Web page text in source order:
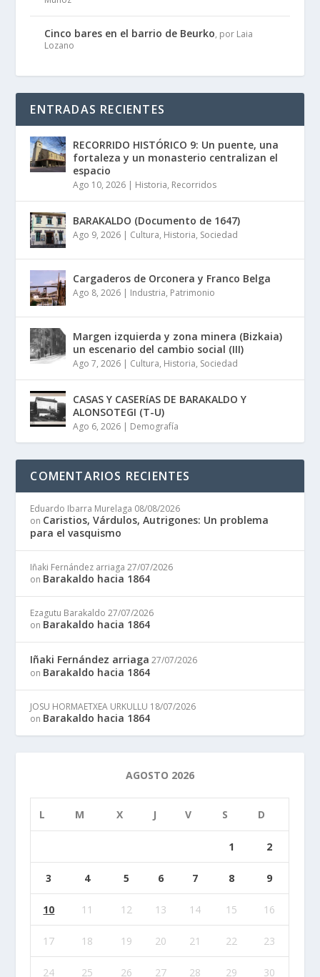
Cinco bares en el barrio de Beurko, por Laia
Lozano
ENTRADAS RECIENTES
RECORRIDO HISTÓRICO 9: Un puente, una
fortaleza y un monasterio centralizan el
espacio
Ago 10, 2026 | Historia, Recorridos
BARAKALDO (Documento de 1647)
Ago 9, 2026 | Cultura, Historia, Sociedad
Cargaderos de Orconera y Franco Belga
Ago 8, 2026 | Industria, Patrimonio
Margen izquierda y zona minera (Bizkaia)
un escenario del cambio social (III)
Ago 7, 2026 | Cultura, Historia, Sociedad
CASAS Y CASERíAS DE BARAKALDO Y
ALONSOTEGI (T-U)
Ago 6, 2026 | Demografía
COMENTARIOS RECIENTES
Eduardo Ibarra Murelaga 08/08/2026
on Caristios, Várdulos, Autrigones: Un problema
para el vasquismo
Iñaki Fernández arriaga 27/07/2026
on Barakaldo hacia 1864
Ezagutu Barakaldo 27/07/2026
on Barakaldo hacia 1864
Iñaki Fernández arriaga 27/07/2026
on Barakaldo hacia 1864
JOSU HORMAETXEA URKULLU 18/07/2026
on Barakaldo hacia 1864
AGOSTO 2026
L M X J V S D
1 2
3 4 5 6 7 8 9
10 11 12 13 14 15 16
17 18 19 20 21 22 23
24 25 26 27 28 29 30